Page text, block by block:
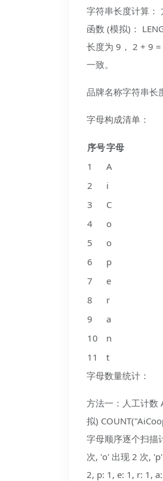
字符串长度计算：
函数 (模拟)：
长度为 9， 2 + 9
一致。
品牌名称字符串长
字母构成清单：
序号字母
1
A
2
i
3
C
4
o
5
o
6
p
7
e
8
r
9
a
10
n
11
t
字母数量统计：
方法一：人工计数
拟)
字母顺序逐个扫描
次, 'o' 出现 2 次,
2, p: 1, e: 1, r: 1,